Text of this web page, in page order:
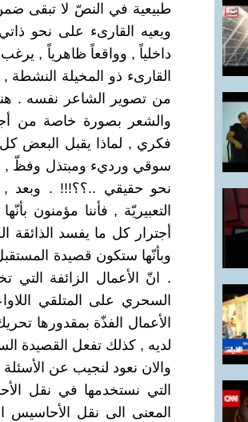
طبيعية في النصّ لا تبقى
ويعيه القارىء على نحو
داخلياً , وواقعاً ظاهرياً ,
القارىء ذو المخيلة
من تصوير الشاعر نفسه .
والشعر بصورة خاصة من
فكري , لماذا يقبل البعض
سوقي ورديء ومبتذل وفظّ ,
نحو حقيقي ..؟؟!!! . وبعد ,
التعبيريّة , فأننا مؤمنون
أجترار كل ما يفسد الذائقة
وبأنّها ستكون قصيدة
. انّ الأعمال الزائفة التي
السحري على المتلقي
الأعمال الفذّة بمقدورها
لديه , كذلك تفعل القصيدة
والان نعود لنجيب عن الأسئلة
التي نستخدمها في نقل
المعنى الى نقل الأحاسيس